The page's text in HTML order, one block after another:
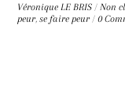
Véronique LE BRIS / Non
peur,se faire peur / 0